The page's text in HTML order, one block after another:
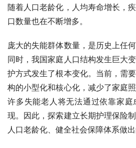
随着人口老龄化，人均寿命增长，
口数量也在不断增多。
庞大的失能群体数量，是历史上任
同时，我国家庭人口结构发生巨大
护方式发生了根本变化。当前，需
构的小型化和核心化，减少了家庭
许多失能老人将无法通过依靠家
现。因此，探索建立长期护理保险
人口老龄化、健全社会保障体系做出